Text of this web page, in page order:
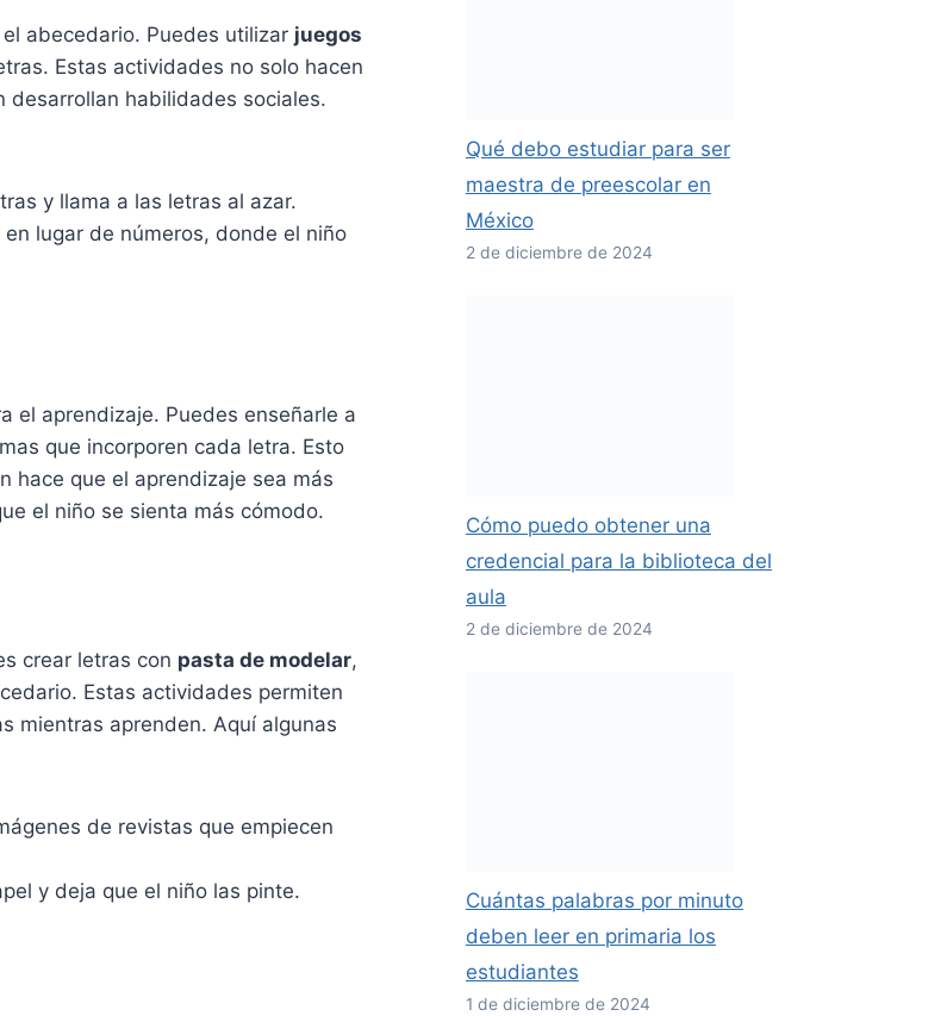
abecedario. Puedes utilizar juegos
Estas actividades no solo hacen
habilidades sociales.
y llama a las letras al azar.
lugar de números, donde el niño
el aprendizaje. Puedes enseñarle a
que incorporen cada letra. Esto
hace que el aprendizaje sea más
el niño se sienta más cómodo.
crear letras con pasta de modelar,
Estas actividades permiten
mientras aprenden. Aquí algunas
de revistas que empiecen
y deja que el niño las pinte.
Qué debo estudiar para ser
maestra de preescolar en
México
2 de diciembre de 2024
Cómo puedo obtener una
credencial para la biblioteca del
aula
2 de diciembre de 2024
Cuántas palabras por minuto
deben leer en primaria los
estudiantes
1 de diciembre de 2024